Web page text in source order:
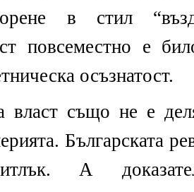
в стил
повсеместно е
осъзнатост.
власт също не е
Българската
А